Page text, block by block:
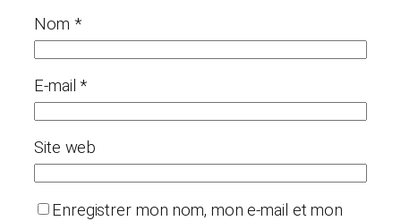
Nom *
E-mail*
Site web
Enregistrer mon nom, mon e-mail et mon